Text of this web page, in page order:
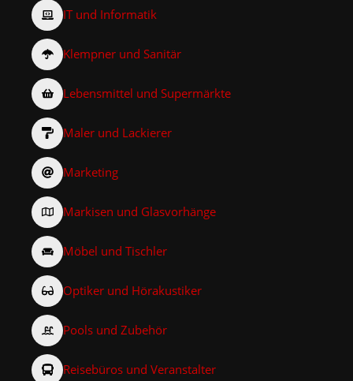
IT und Informatik
Klempner und Sanitär
Lebensmittel und Supermärkte
Maler und Lackierer
Marketing
Markisen und Glasvorhänge
Möbel und Tischler
Optiker und Hörakustiker
Pools und Zubehör
Reisebüros und Veranstalter